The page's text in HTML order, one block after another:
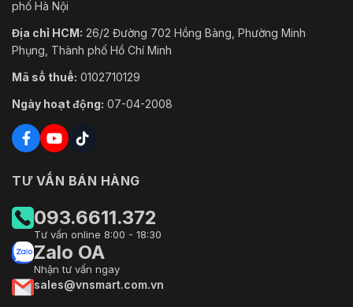
phố Hà Nội
Địa chỉ HCM: 26/2 Đường 702 Hồng Bàng, Phường Minh
Phụng, Thành phố Hồ Chí Minh
Mã số thuế: 0102710129
Ngày hoạt động: 07-04-2008
TƯ VẤN BÁN HÀNG
093.6611.372
Tư vấn online 8:00 - 18:30
Zalo OA
Nhận tư vấn ngay
sales@vnsmart.com.vn